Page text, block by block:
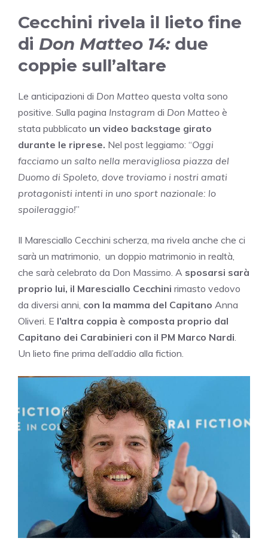
Cecchini rivela il lieto fine
di Don Matteo 14:due
coppie sull’altare
Le anticipazioni di Don Matteo questa volta sono
positive. Sulla pagina Instagram di Don Matteo è
stata pubblicato un video backstage girato
durante le riprese. Nel post leggiamo: “Oggi
facciamo un salto nella meravigliosa piazza del
Duomo di Spoleto, dove troviamo i nostri amati
protagonisti intenti in uno sport nazionale: lo
spoileraggio!”
Il Maresciallo Cecchini scherza, ma rivela anche che ci
sarà un matrimonio, un doppio matrimonio in realtà,
che sarà celebrato da Don Massimo. A sposarsi sarà
proprio lui, il Maresciallo Cecchini rimasto vedovo
da diversi anni, con la mamma del Capitano Anna
Oliveri. E l’altra coppia è composta proprio dal
Capitano dei Carabinieri con il PM Marco Nardi
Un lieto fine prima dell’addio alla fiction.